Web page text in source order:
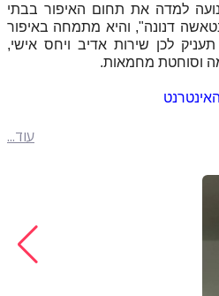
למדה את תחום האיפור בבתי
דנונה", והיא מתמחה באיפור
תעניק לכן שירות אדיב ויחס אישי,
וסוחטת מחמאות.
עוד...